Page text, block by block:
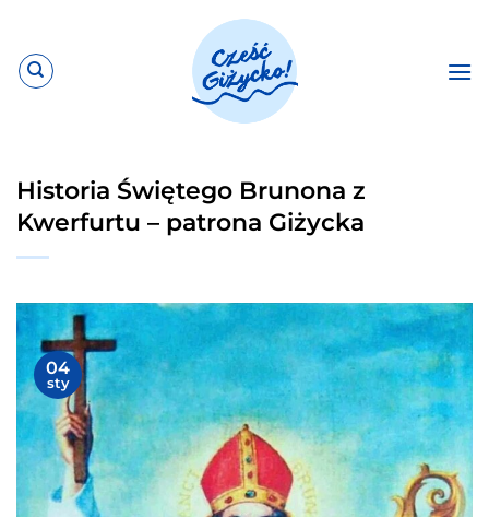
zawartości
Historia Świętego Brunona z
Kwerfurtu – patrona Giżycka
04
sty